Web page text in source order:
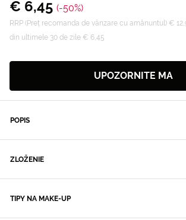
€ 6,45 (-50%)
RRP (Preț recomanda de vânzare cu amănuntul) €
din ultimele 30 de zile € 6,45
UPOZORNITE MA
POPIS
ZLOŽENIE
TIPY NA MAKE-UP